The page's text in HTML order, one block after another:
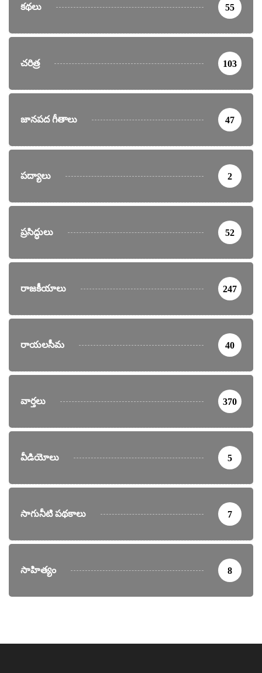
కథలు 55
చరిత్ర 103
జానపద గీతాలు 47
పద్యాలు 2
ప్రసిద్ధులు 52
రాజకీయాలు 247
రాయలసీమ 40
వార్తలు 370
వీడియోలు 5
సాగునీటి పథకాలు 7
సాహిత్యం 8